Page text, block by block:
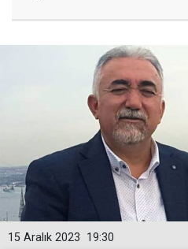
19:30
15 Aralık 2023